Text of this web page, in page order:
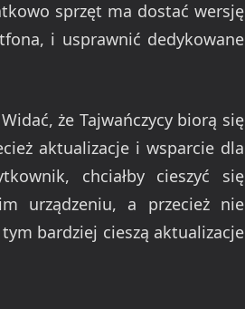
sprzęt ma dostać wersję
i usprawnić dedykowane
że Tajwańczycy biorą się
aktualizacje i wsparcie dla
chciałby cieszyć się
urządzeniu, a przecież nie
bardziej cieszą aktualizacje